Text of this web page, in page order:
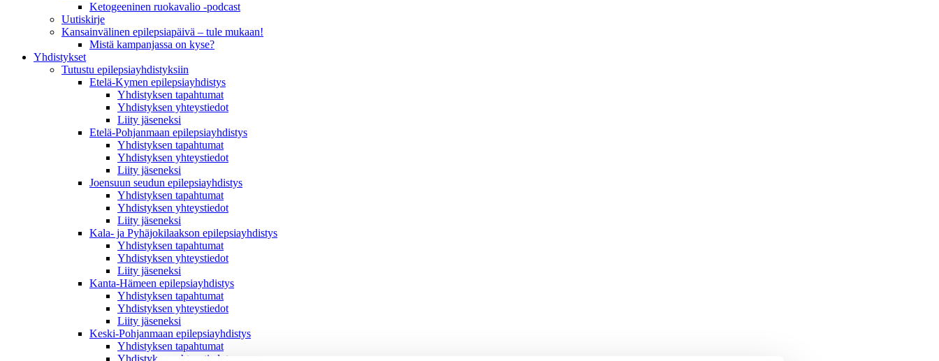
Ketogeeninen ruokavalio -podcast
Uutiskirje
Kansainvälinen epilepsiapäivä – tule mukaan!
Mistä kampanjassa on kyse?
Yhdistykset
Tutustu epilepsiayhdistyksiin
Etelä-Kymen epilepsiayhdistys
Yhdistyksen tapahtumat
Yhdistyksen yhteystiedot
Liity jäseneksi
Etelä-Pohjanmaan epilepsiayhdistys
Yhdistyksen tapahtumat
Yhdistyksen yhteystiedot
Liity jäseneksi
Joensuun seudun epilepsiayhdistys
Yhdistyksen tapahtumat
Yhdistyksen yhteystiedot
Liity jäseneksi
Kala- ja Pyhäjokilaakson epilepsiayhdistys
Yhdistyksen tapahtumat
Yhdistyksen yhteystiedot
Liity jäseneksi
Kanta-Hämeen epilepsiayhdistys
Yhdistyksen tapahtumat
Yhdistyksen yhteystiedot
Liity jäseneksi
Keski-Pohjanmaan epilepsiayhdistys
Yhdistyksen tapahtumat
Yhdistyksen yhteystiedot